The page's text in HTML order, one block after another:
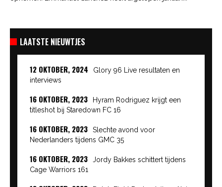
LAATSTE NIEUWTJES
12 OKTOBER, 2024
Glory 96 Live resultaten en
interviews
16 OKTOBER, 2023
Hyram Rodriguez krijgt een
titleshot bij Staredown FC 16
16 OKTOBER, 2023
Slechte avond voor
Nederlanders tijdens GMC 35
16 OKTOBER, 2023
Jordy Bakkes schittert tijdens
Cage Warriors 161